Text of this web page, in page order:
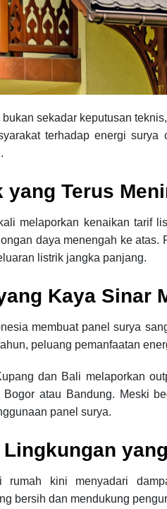
sekadar keputusan
terhadap energi
yang Terus
melaporkan kenaikan tarif
daya menengah ke
listrik jangka panjang.
Kaya Sinar
membuat panel surya
peluang pemanfaatan
dan Bali melaporkan
atau Bandung. Meski
panel surya.
rumah kini menyadari
bersih dan mendukung